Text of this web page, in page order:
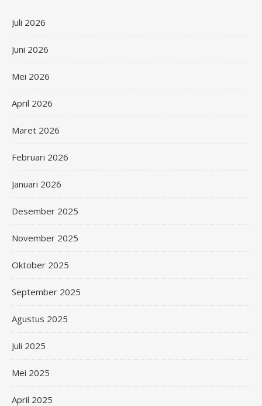
Juli 2026
Juni 2026
Mei 2026
April 2026
Maret 2026
Februari 2026
Januari 2026
Desember 2025
November 2025
Oktober 2025
September 2025
Agustus 2025
Juli 2025
Mei 2025
April 2025